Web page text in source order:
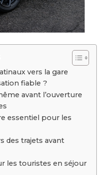
vers la gare
fiable ?
avant l’ouverture
essentiel pour les
des trajets avant
les touristes en séjour